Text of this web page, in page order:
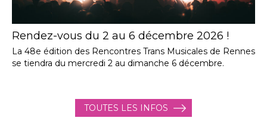
Rendez-vous du 2 au 6 décembre 2026 !
La 48e édition des Rencontres Trans Musicales de Rennes
se tiendra du mercredi 2 au dimanche 6 décembre.
TOUTES LES INFOS